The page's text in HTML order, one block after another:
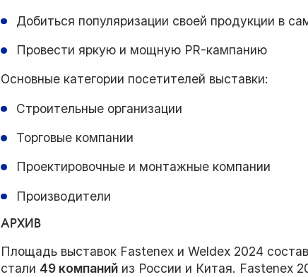
Добиться популяризации своей продукции в
Провести яркую и мощную PR-кампанию
Основные категории посетителей выставки:
Строительные организации
Торговые компании
Проектировочные и монтажные компании
Производители
АРХИВ
Площадь выставок Fastenex и Weldex 2024
стали 49 компаний из России и Китая. Fastenex